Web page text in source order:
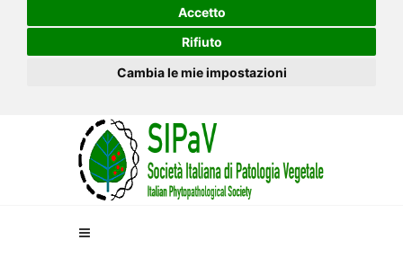
Accetto
Rifiuto
Cambia le mie impostazioni